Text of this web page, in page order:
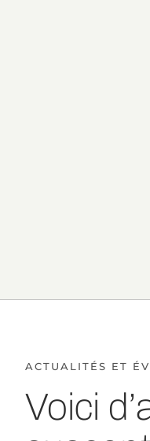
ACTUALITÉS ET
Voici